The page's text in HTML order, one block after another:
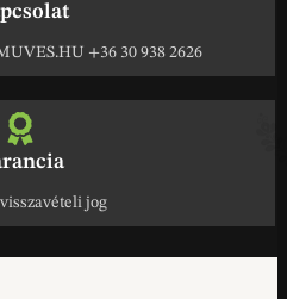
+36 30 938 2626
jog